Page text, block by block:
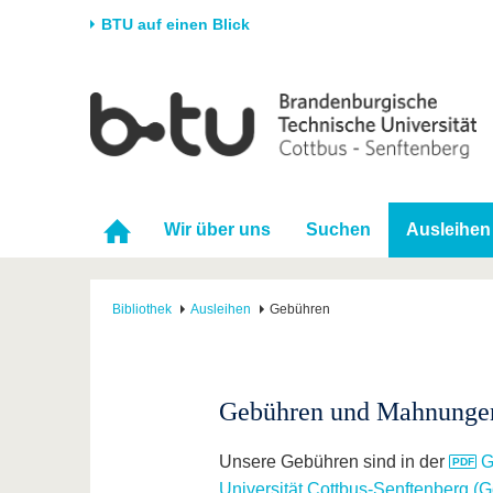
BTU auf einen Blick
Universität
Karriere & Engagement
Forschung
Förderung
Vor
Im
Wir über uns Suchen Ausleihen
Bibliothek Ausleihen Gebühren
Gebühren und
Unsere Gebühren sind in der